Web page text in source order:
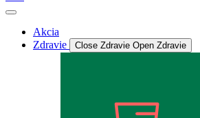
Akcia
Zdravie
Close Zdravie Open Zdravie